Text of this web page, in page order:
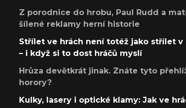
Z porodnice do hrobu, Paul Rudd a
šílené reklamy herní historie
Střílet ve hrách není totéž jako střílet v
– i když si to dost hráčů myslí
Hrůza devětkrát jinak. Znáte tyto
horory?
Kulky, lasery i optické klamy: Jak ve